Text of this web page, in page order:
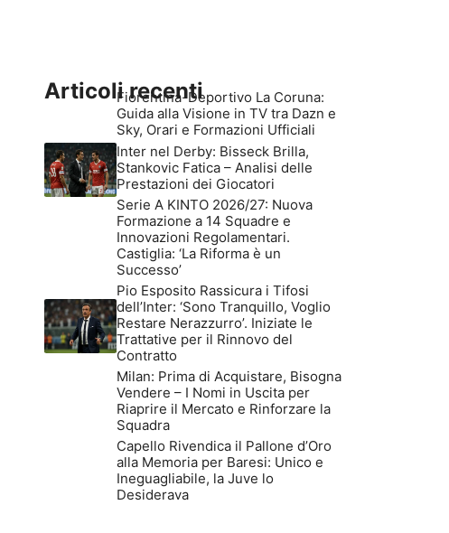
Articoli recenti
Fiorentina-Deportivo La Coruna:
Guida alla Visione in TV tra Dazn e
Sky, Orari e Formazioni Ufficiali
Inter nel Derby: Bisseck Brilla,
Stankovic Fatica – Analisi delle
Prestazioni dei Giocatori
Serie A KINTO 2026/27: Nuova
Formazione a 14 Squadre e
Innovazioni Regolamentari.
Castiglia: ‘La Riforma è un
Successo’
Pio Esposito Rassicura i Tifosi
dell’Inter: ‘Sono Tranquillo, Voglio
Restare Nerazzurro’. Iniziate le
Trattative per il Rinnovo del
Contratto
Milan: Prima di Acquistare, Bisogna
Vendere – I Nomi in Uscita per
Riaprire il Mercato e Rinforzare la
Squadra
Capello Rivendica il Pallone d’Oro
alla Memoria per Baresi: Unico e
Ineguagliabile, la Juve lo
Desiderava